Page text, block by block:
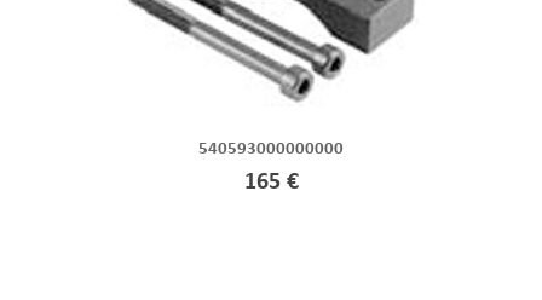
540593000000000
165 €